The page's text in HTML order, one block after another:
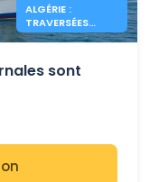
ALGÉRIE :
TRAVERSÉES
HIVERNALES
sont